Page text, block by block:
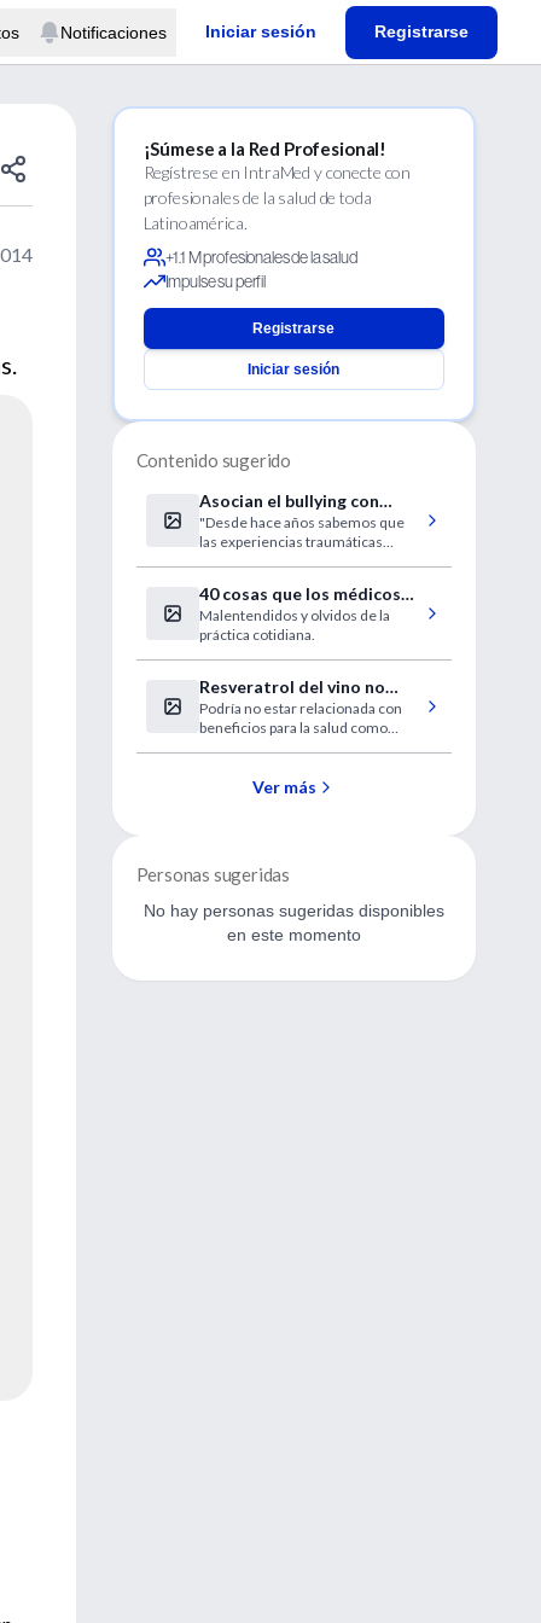
Notificaciones Iniciar sesión Registrarse
¡Súmese a la Red Profesional!
Regístrese en IntraMed y conecte con
profesionales de la salud de toda
Latinoamérica.
+1.1 M profesionales de la salud
Impulse su perfil
Registrarse
Iniciar sesión
Contenido sugerido
Asocian el bullying con
aumento de la inflamación
sistémica
"Desde hace años sabemos que
las experiencias traumáticas
tienen consecuencias negativas
para la salud en casi todas las áreas
que se evalúen".
40 cosas que los médicos
no deberíamos olvidar
Malentendidos y olvidos de la
práctica cotidiana.
Resveratrol del vino no
está relacionado con una
mejor salud
Podría no estar relacionada con
beneficios para la salud como
Ver más
Personas sugeridas
No hay personas sugeridas disponibles
en este momento